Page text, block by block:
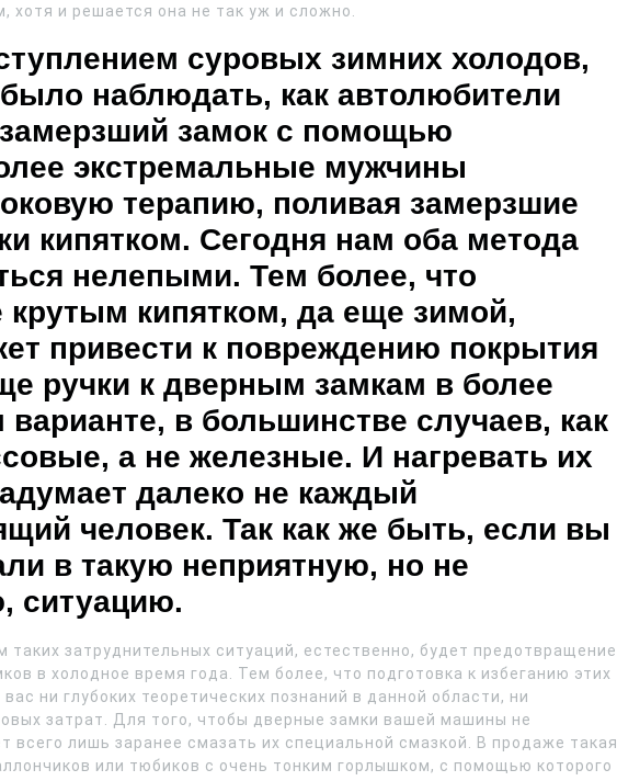
хотя и решается она не так уж и сложно.
суровых зимних холодов,
наблюдать, как автолюбители
замерзший замок с помощью
экстремальные мужчины
терапию, поливая замерзшие
кипятком. Сегодня нам оба метода
нелепыми. Тем более, что
кипятком, да еще зимой,
привести к повреждению покрытия
ручки к дверным замкам в более
в большинстве случаев, как
а не железные. И нагревать их
далеко не каждый
человек. Так как же быть, если вы
в такую неприятную, но не
ситуацию.
затруднительных ситуаций, естественно, будет предотвращение
в холодное время года. Тем более, что подготовка к избеганию этих
ни глубоких теоретических познаний в данной области, ни
затрат. Для того, чтобы дверные замки вашей машины не
всего лишь заранее смазать их специальной смазкой. В продаже такая
или тюбиков с очень тонким горлышком, с помощью которого